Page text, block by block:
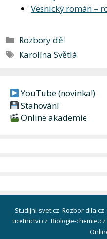
Vesnický román –
Rubriky
Rozbory děl
Štítky
Karolína Světlá
YouTube (novinka!)
Stahování
Online akademie
Studijni-svet.cz Rozbor-dila.cz
ucetnictvi.cz Biologie-chemie.cz